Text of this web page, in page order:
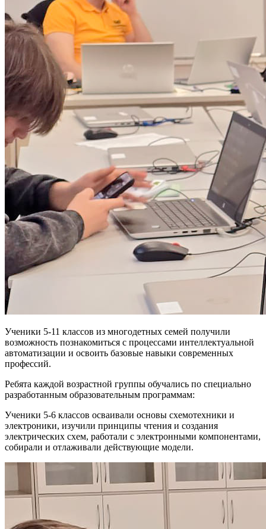
Ученики 5-11 классов из многодетных семей получили
возможность познакомиться с процессами интеллектуальной
автоматизации и освоить базовые навыки современных
профессий.
Ребята каждой возрастной группы обучались по специально
разработанным образовательным программам:
Ученики 5-6 классов осваивали основы схемотехники и
электроники, изучили принципы чтения и создания
электрических схем, работали с электронными компонентами,
собирали и отлаживали действующие модели.